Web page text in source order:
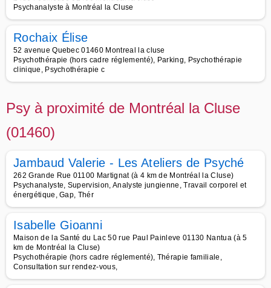
Psychanalyste à Montréal la Cluse
Rochaix Élise
52 avenue Quebec 01460 Montreal la cluse
Psychothérapie (hors cadre réglementé), Parking, Psychothérapie
clinique, Psychothérapie c
Psy à proximité de Montréal la Cluse
(01460)
Jambaud Valerie - Les Ateliers de Psyché
262 Grande Rue 01100 Martignat (à 4 km de Montréal la Cluse)
Psychanalyste, Supervision, Analyste jungienne, Travail corporel et
énergétique, Gap, Thér
Isabelle Gioanni
Maison de la Santé du Lac 50 rue Paul Painleve 01130 Nantua (à 5
km de Montréal la Cluse)
Psychothérapie (hors cadre réglementé), Thérapie familiale,
Consultation sur rendez-vous,